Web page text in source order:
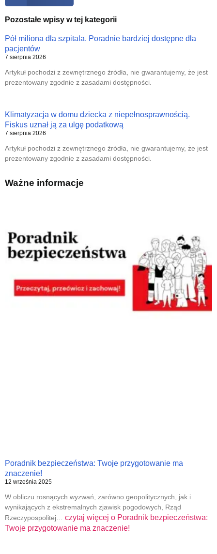
Pozostałe wpisy w tej kategorii
Pół miliona dla szpitala. Poradnie bardziej dostępne dla
pacjentów
7 sierpnia 2026
Artykuł pochodzi z zewnętrznego źródła, nie gwarantujemy, że jest
prezentowany zgodnie z zasadami dostępności.
Klimatyzacja w domu dziecka z niepełnosprawnością.
Fiskus uznał ją za ulgę podatkową
7 sierpnia 2026
Artykuł pochodzi z zewnętrznego źródła, nie gwarantujemy, że jest
prezentowany zgodnie z zasadami dostępności.
Ważne informacje
Poradnik bezpieczeństwa: Twoje przygotowanie ma
znaczenie!
12 września 2025
W obliczu rosnących wyzwań, zarówno geopolitycznych, jak i
wynikających z ekstremalnych zjawisk pogodowych, Rząd
Rzeczypospolitej… czytaj więcej o Poradnik bezpieczeństwa:
Twoje przygotowanie ma znaczenie!